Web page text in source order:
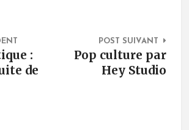
:
de
POST SUIVANT
Pop culture par
Hey Studio